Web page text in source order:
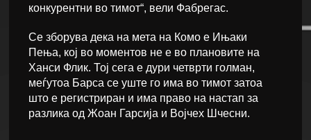
конкурентни во тимот“, вели Фабрегас.
Се зборува дека на мета на Комо е Ињаки
Пења, кој во моментов не е во плановите на
Ханси Флик. Тој сега е дури четврти голман,
меѓутоа Барса се уште го има во тимот затоа
што е регистриран и има право на настап за
разлика од Жоан Гарсија и Војчех Шчесни.